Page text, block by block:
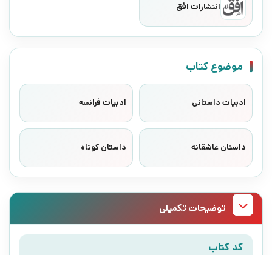
انتشارات افق
موضوع کتاب
ادبیات داستانی ادبیات فرانسه
داستان عاشقانه داستان کوتاه
توضیحات تکمیلی
کد کتاب